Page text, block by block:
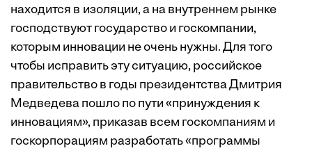
находится в изоляции, а на внутреннем рынке
господствуют государство и госкомпании,
которым инновации не очень нужны. Для того
чтобы исправить эту ситуацию, российское
правительство в годы президентства Дмитрия
Медведева пошло по пути «принуждения к
инновациям», приказав всем госкомпаниям и
госкорпорациям разработать «программы